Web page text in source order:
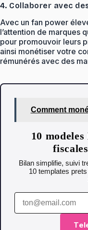
4. Collaborer avec
Avec un fan power
l’attention de marques
pour promouvoir leurs
ainsi monétiser votre
rémunérés avec des
Comment
10
Bilan simplifie, suivi
10 templates